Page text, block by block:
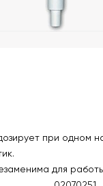
при одном
для